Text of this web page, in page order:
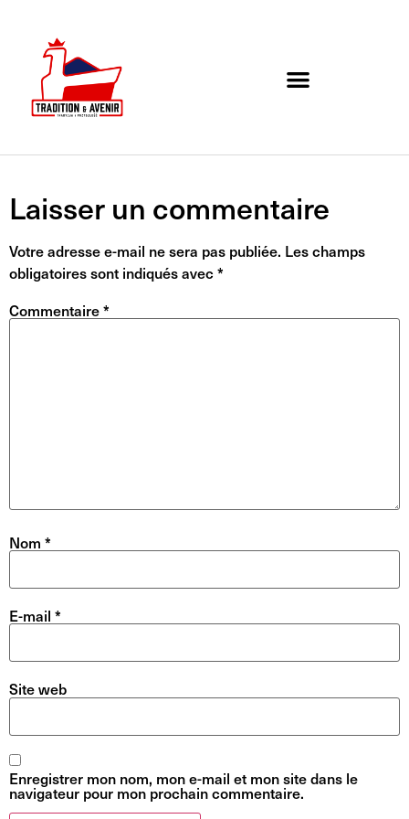
Laisser un commentaire
Votre adresse e-mail ne sera pas publiée. Les champs
obligatoires sont indiqués avec *
Commentaire*
Nom *
E-mail *
Site web
Enregistrer mon nom, mon e-mail et mon site dans le
navigateur pour mon prochain commentaire.